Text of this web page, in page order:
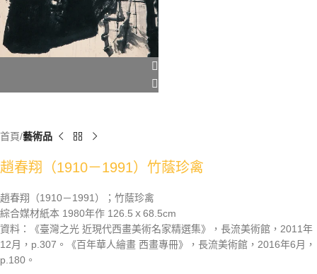
首頁 藝術品
趙春翔（1910－1991）竹蔭珍禽
趙春翔（1910－1991）；竹蔭珍禽
綜合媒材紙本 1980年作 126.5ｘ68.5cm
資料：《臺灣之光 近現代西畫美術名家精選集》，長流美術館，2011年
12月，p.307。《百年華人繪畫 西畫專冊》，長流美術館，2016年6月，
p.180。